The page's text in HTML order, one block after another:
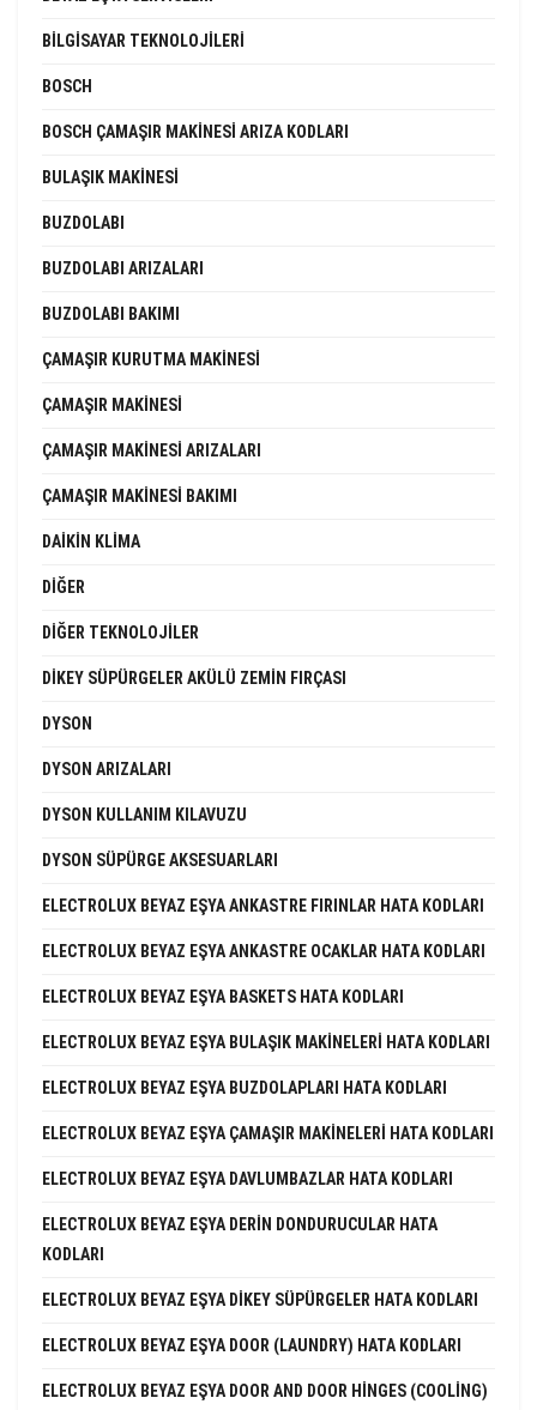
BILGISAYAR TEKNOLOJILERI
BOSCH
BOSCH ÇAMAŞIR MAKINESI ARIZA KODLARI
BULAŞIK MAKINESI
BUZDOLABI
BUZDOLABI ARIZALARI
BUZDOLABI BAKIMI
ÇAMAŞIR KURUTMA MAKINESI
ÇAMAŞIR MAKINESI
ÇAMAŞIR MAKINESI ARIZALARI
ÇAMAŞIR MAKINESI BAKIMI
DAIKIN KLIMA
DIĞER
DIĞER TEKNOLOJILER
DIKEY SÜPÜRGELER AKÜLÜ ZEMIN FIRÇASI
DYSON
DYSON ARIZALARI
DYSON KULLANIM KILAVUZU
DYSON SÜPÜRGE AKSESUARLARI
ELECTROLUX BEYAZ EŞYA ANKASTRE FIRINLAR HATA KODLARI
ELECTROLUX BEYAZ EŞYA ANKASTRE OCAKLAR HATA KODLARI
ELECTROLUX BEYAZ EŞYA BASKETS HATA KODLARI
ELECTROLUX BEYAZ EŞYA BULAŞIK MAKINELERI HATA KODLARI
ELECTROLUX BEYAZ EŞYA BUZDOLAPLARI HATA KODLARI
ELECTROLUX BEYAZ EŞYA ÇAMAŞIR MAKINELERI HATA KODLARI
ELECTROLUX BEYAZ EŞYA DAVLUMBAZLAR HATA KODLARI
ELECTROLUX BEYAZ EŞYA DERIN DONDURUCULAR HATA
KODLARI
ELECTROLUX BEYAZ EŞYA DIKEY SÜPÜRGELER HATA KODLARI
ELECTROLUX BEYAZ EŞYA DOOR (LAUNDRY) HATA KODLARI
ELECTROLUX BEYAZ EŞYA DOOR AND DOOR HINGES (COOLING)